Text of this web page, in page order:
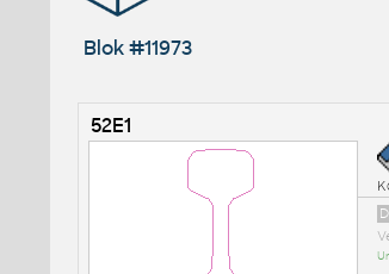
Blok #11973
52E1